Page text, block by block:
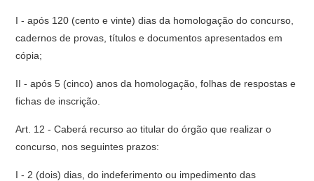
I - após 120 (cento e vinte) dias da homologação do concurso,
cadernos de provas, títulos e documentos apresentados em
cópia;
II - após 5 (cinco) anos da homologação, folhas de respostas e
fichas de inscrição.
Art. 12 - Caberá recurso ao titular do órgão que realizar o
concurso, nos seguintes prazos:
I - 2 (dois) dias, do indeferimento ou impedimento das